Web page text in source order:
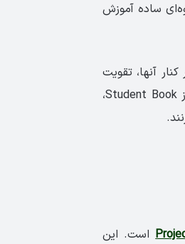
ساده آموزش
آنها، تقویت
سایر مهارت‌های دیگر نیز انجام می‌شود. همچنین زبان‌آموزان، پس از یادگیری مطالب از Student Book،
است. این